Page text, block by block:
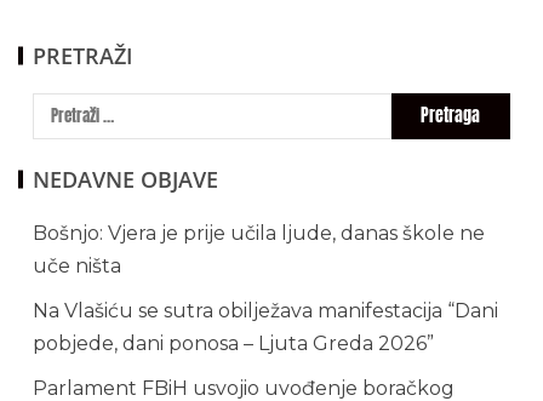
PRETRAŽI
NEDAVNE OBJAVE
Bošnjo: Vjera je prije učila ljude, danas škole ne
uče ništa
Na Vlašiću se sutra obilježava manifestacija “Dani
pobjede, dani ponosa – Ljuta Greda 2026”
Parlament FBiH usvojio uvođenje boračkog